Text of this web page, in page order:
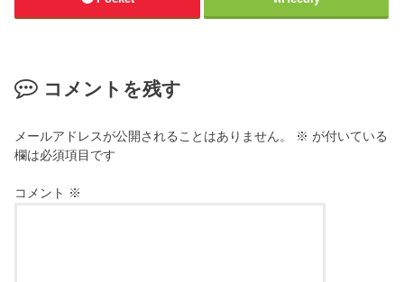
コメントを残す
メールアドレスが公開されることはありません。 ※ が付いている
欄は必須項目です
コメント ※